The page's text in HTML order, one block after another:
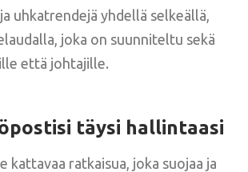
uhkatrendejä yhdellä selkeällä,
joka on suunniteltu sekä
että johtajille.
täysi hallintaasi
kattavaa ratkaisua, joka suojaa ja